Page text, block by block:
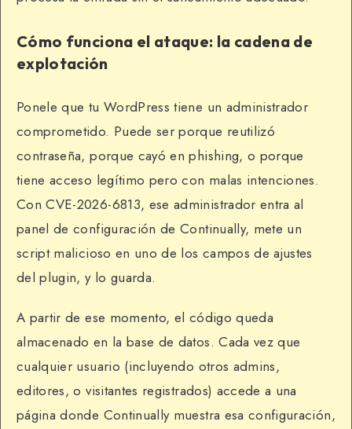
Cómo funciona el ataque: la cadena de
explotación
Ponele que tu WordPress tiene un administrador
comprometido. Puede ser porque reutilizó
contraseña, porque cayó en phishing, o porque
tiene acceso legítimo pero con malas intenciones.
Con CVE-2026-6813, ese administrador entra al
panel de configuración de Continually, mete un
script malicioso en uno de los campos de ajustes
del plugin, y lo guarda.
A partir de ese momento, el código queda
almacenado en la base de datos. Cada vez que
cualquier usuario (incluyendo otros admins,
editores, o visitantes registrados) accede a una
página donde Continually muestra esa configuración,